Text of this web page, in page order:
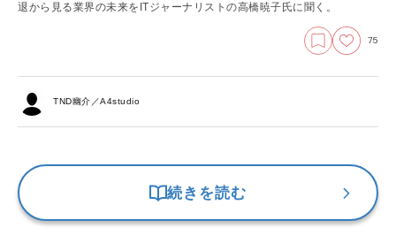
退から見る業界の未来をITジャーナリストの高橋暁子氏に聞く。
75
TND幽介／A4studio
続きを読む